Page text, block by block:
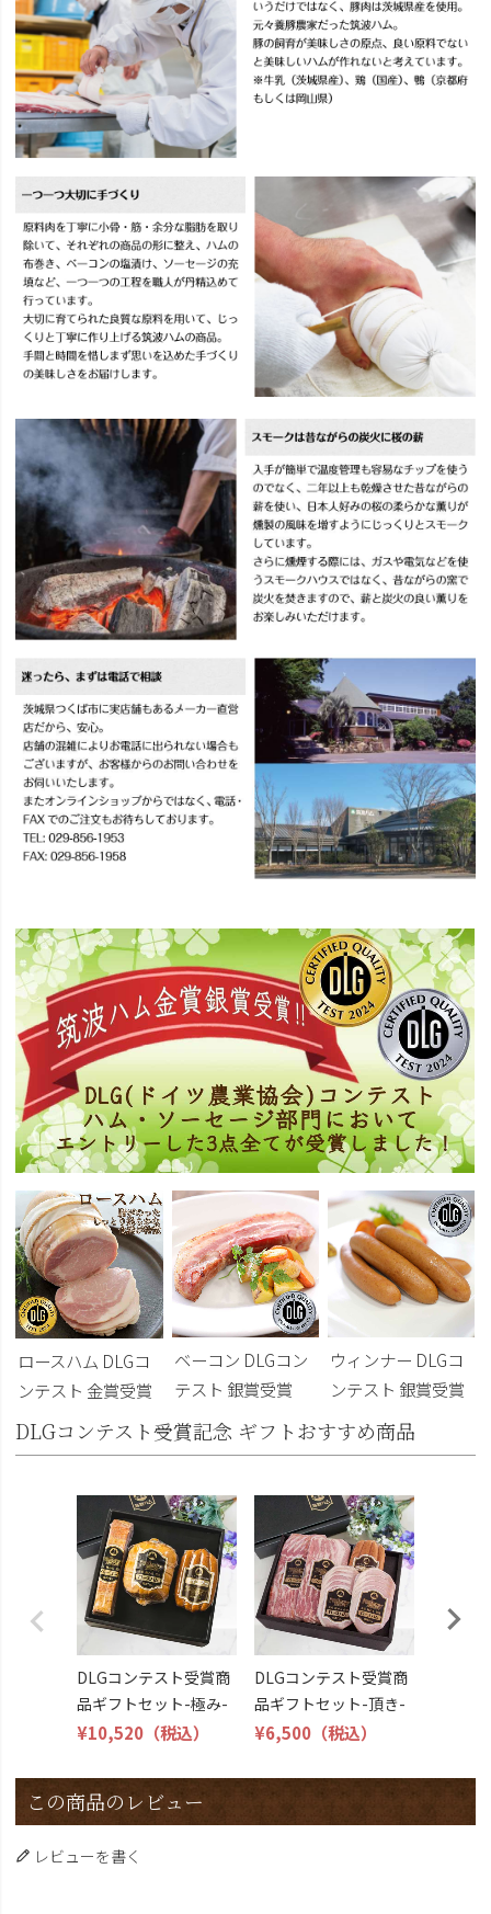
ロースハム DLGコ
ンテスト 金賞受賞
ベーコン DLGコン
テスト 銀賞受賞
ウィンナー DLGコ
ンテスト 銀賞受賞
DLGコンテスト受賞記念 ギフトおすすめ商品
DLGコンテスト受賞商
品ギフトセット-極み-
¥10,520 （税込）
DLGコンテスト受賞商
品ギフトセット-頂き-
¥6,500 （税込）
この商品のレビュー
レビューを書く